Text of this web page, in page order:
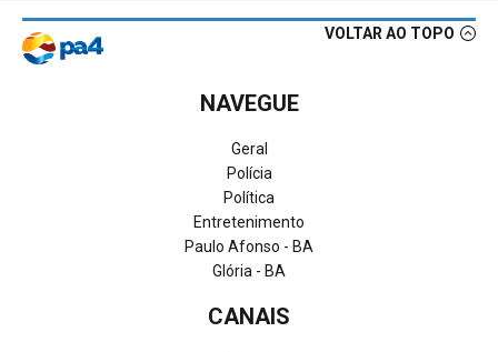
VOLTAR AO TOPO
NAVEGUE
Geral
Polícia
Política
Entretenimento
Paulo Afonso - BA
Glória - BA
CANAIS